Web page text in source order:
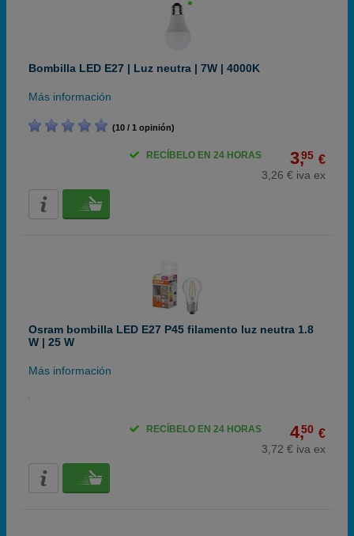
Bombilla LED E27 | Luz neutra | 7W | 4000K
Más información
(10 / 1 opinión)
3,95 €
3,26 € iva ex
RECÍBELO EN 24 HORAS
Osram bombilla LED E27 P45 filamento luz neutra 1.8
W | 25 W
Más información
4,50 €
3,72 € iva ex
RECÍBELO EN 24 HORAS